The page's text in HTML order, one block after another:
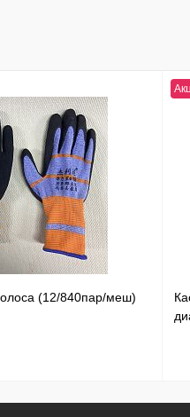
(12/840пар/меш)